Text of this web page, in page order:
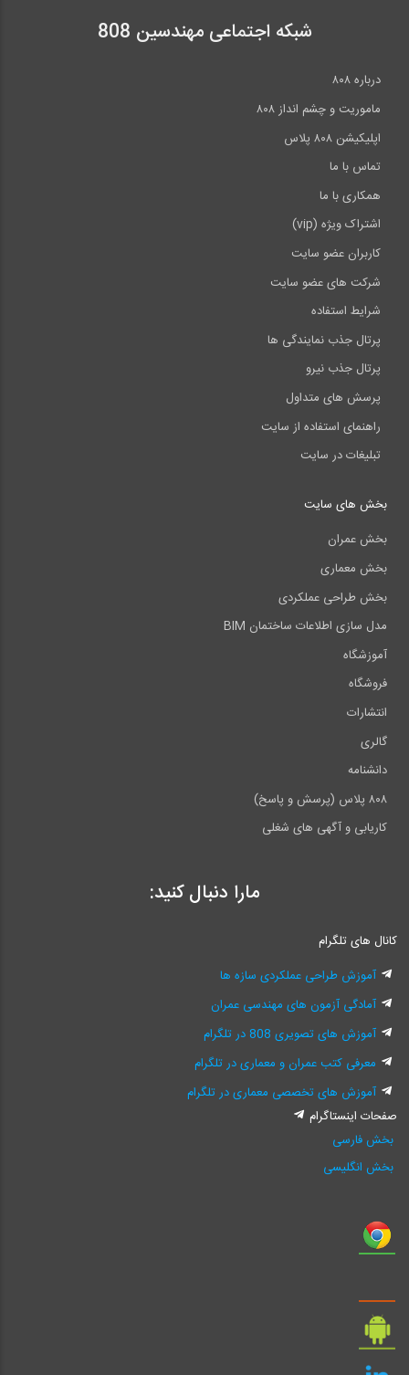
شبکه اجتماعی مهندسین 808
درباره ۸۰۸
ماموریت و چشم انداز ۸۰۸
اپلیکیشن ۸۰۸ پلاس
تماس با ما
همکاری با ما
اشتراک ویژه (vip)
کاربران عضو سایت
شرکت های عضو سایت
شرایط استفاده
پرتال جذب نمایندگی ها
پرتال جذب نیرو
پرسش های متداول
راهنمای استفاده از سایت
تبلیغات در سایت
بخش های سایت
بخش عمران
بخش معماری
بخش طراحی عملکردی
مدل سازی اطلاعات ساختمان BIM
آموزشگاه
فروشگاه
انتشارات
گالری
دانشنامه
۸۰۸ پلاس (پرسش و پاسخ)
کاریابی و آگهی های شغلی
مارا دنبال کنید:
کانال های تلگرام
آموزش طراحی عملکردی سازه ها
آمادگی آزمون های مهندسی عمران
آموزش های تصویری 808 در تلگرام
معرفی کتب عمران و معماری در تلگرام
آموزش های تخصصی معماری در تلگرام
صفحات اینستاگرام
بخش فارسی
بخش انگلیسی